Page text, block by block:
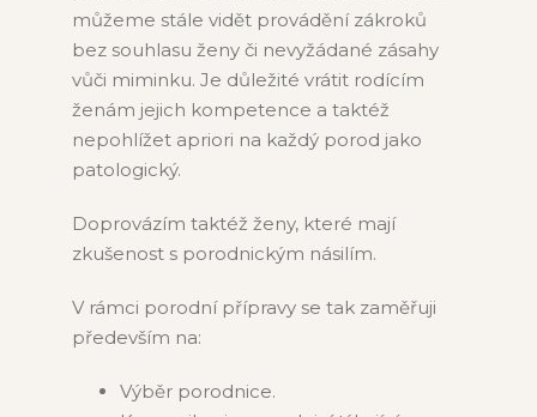
můžeme stále vidět provádění zákroků
bez souhlasu ženy či nevyžádané zásahy
vůči miminku. Je důležité vrátit rodícím
ženám jejich kompetence a taktéž
nepohlížet apriori na každý porod jako
patologický.
Doprovázím taktéž ženy, které mají
zkušenost s porodnickým násilím.
V rámci porodní přípravy se tak zaměřuji
především na:
Výběr porodnice.